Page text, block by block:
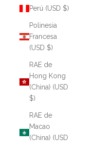
Perú (USD $)
Polinesia
Francesa
(USD $)
RAE de
Hong Kong
(China) (USD
$)
RAE de
Macao
(China) (USD